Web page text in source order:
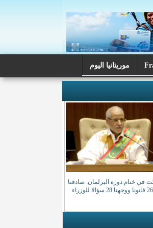
موريتانيا اليوم
في ختام دورة البرلمان: صادقنا